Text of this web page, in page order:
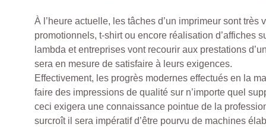
À l’heure actuelle, les tâches d’un imprimeur sont très
promotionnels, t-shirt ou encore réalisation d’affiches
lambda et entreprises vont recourir aux prestations
sera en mesure de satisfaire à leurs exigences.
Effectivement, les progrès modernes effectués en la
faire des impressions de qualité sur n’importe quel
ceci exigera une connaissance pointue de la
surcroît il sera impératif d’être pourvu de machines